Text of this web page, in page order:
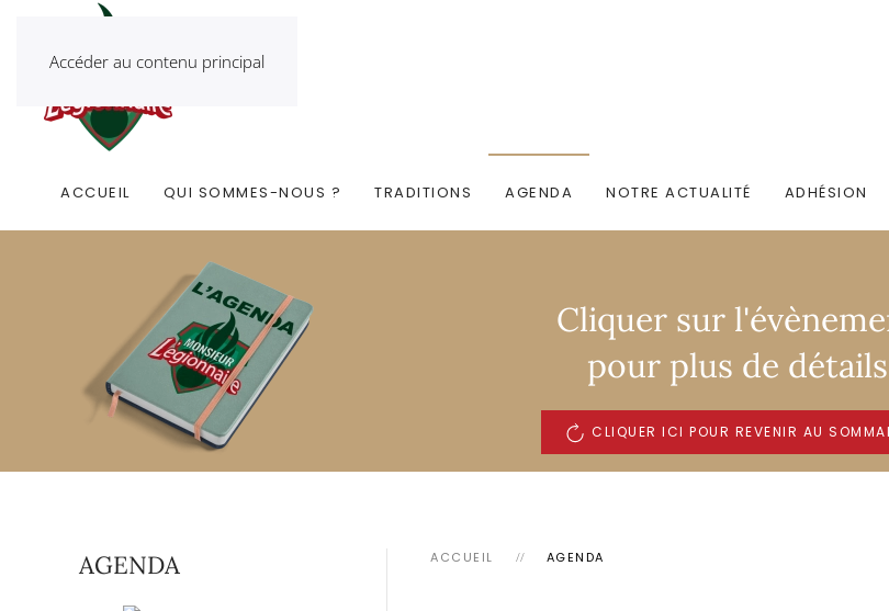
Accéder au contenu principal
ACCUEIL QUI SOMMES-NOUS ? TRADITIONS AGENDA NOTRE ACTUALITÉ ADHÉSION
Cliquer sur
pour plus de détails
CLIQUER ICI POUR REVENIR AU
ACCUEIL AGENDA
AGENDA